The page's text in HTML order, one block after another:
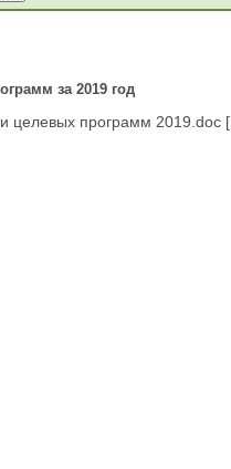
за 2019 год
целевых программ 2019.doc [